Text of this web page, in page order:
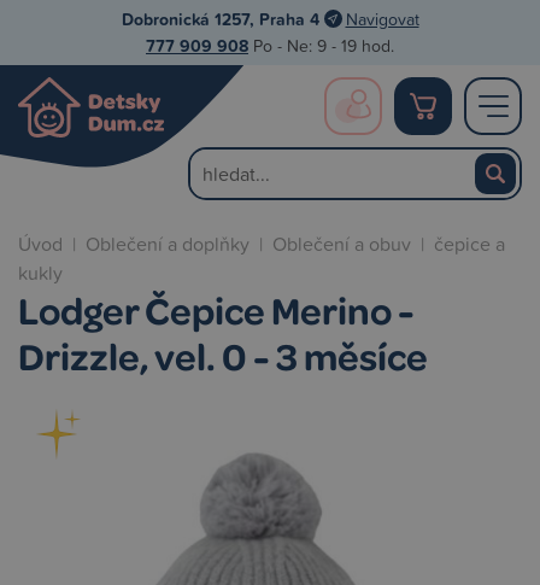
Dobronická 1257, Praha 4 Navigovat
777 909 908 Po - Ne: 9 - 19 hod.
Úvod | Oblečení a doplňky | Oblečení a obuv | čepice a
kukly
Lodger Čepice Merino -
Drizzle, vel. 0 - 3 měsíce